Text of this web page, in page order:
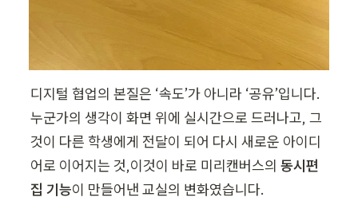
디지털 협업의 본질은 ‘속도’가 아니라 ‘공유’입니다.
누군가의 생각이 화면 위에 실시간으로 드러나고, 그
것이 다른 학생에게 전달이 되어 다시 새로운 아이디
어로 이어지는 것,이것이 바로 미리캔버스의 동시편
집 기능이 만들어낸 교실의 변화였습니다.